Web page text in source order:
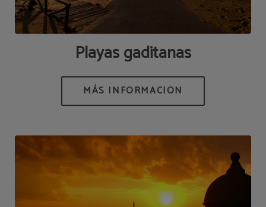
Playas gaditanas